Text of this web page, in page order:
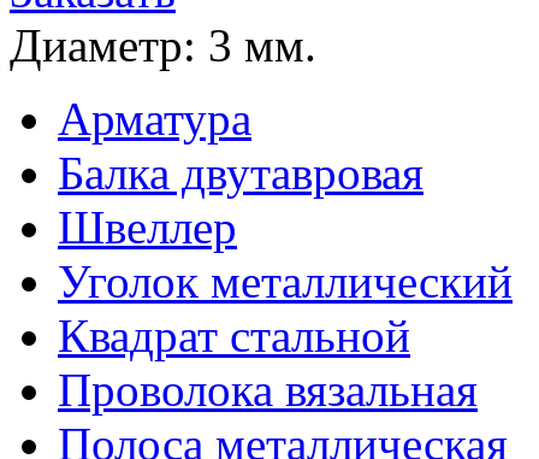
Диаметр: 3 мм.
Арматура
Балка двутавровая
Швеллер
Уголок металлический
Квадрат стальной
Проволока вязальная
Полоса металлическая